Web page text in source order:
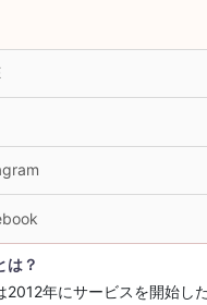
は？
2012年にサービスを開始し